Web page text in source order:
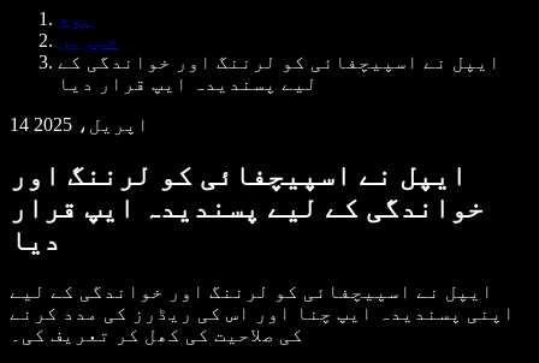
ہوم
خبریں
ایپل نے اسپیچفائی کو لرننگ اور خواندگی کے
لیے پسندیدہ ایپ قرار دیا
14 اپریل، 2025
ایپل نے اسپیچفائی کو لرننگ اور
خواندگی کے لیے پسندیدہ ایپ قرار
دیا
ایپل نے اسپیچفائی کو لرننگ اور خواندگی کے لیے
اپنی پسندیدہ ایپ چنا اور اس کی ریڈرز کی مدد کرنے
کی صلاحیت کی کھل کر تعریف کی۔